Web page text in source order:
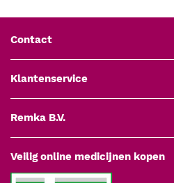
Contact
Klantenservice
Remka B.V.
Veilig online medicijnen kopen